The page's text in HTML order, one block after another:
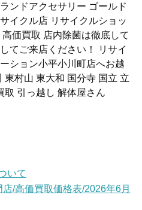
ンドアクセサリー ゴールド
イクル店 リサイクルショッ
価買取 店内除菌は徹底して
てご来店ください！ リサイ
ション小平小川町店へお越
東村山 東大和 国分寺 国立 立
取 引っ越し 解体屋さん
いて
/高価買取価格表/2026年6月